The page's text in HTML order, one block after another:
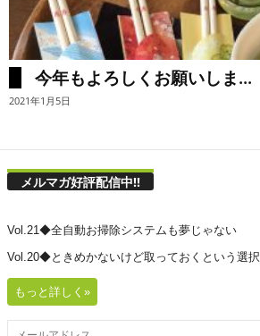
今年もよろしくお願いしま...
2021年1月5日
メルマガ好評配信中!!
Vol.21◆全自動お掃除システムも夢じゃない
Vol.20◆ときめかないけど取っておくという選択
もっと詳しく»